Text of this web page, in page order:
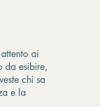
ai
da esibire,
chi sa
e la